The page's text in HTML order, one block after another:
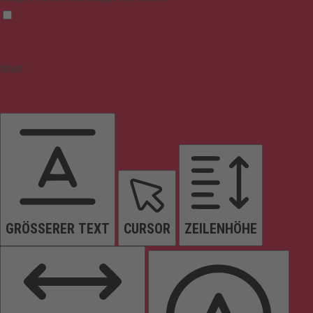
Inhalt
GRÖSSERER TEXT CURSOR ZEILENHÖHE